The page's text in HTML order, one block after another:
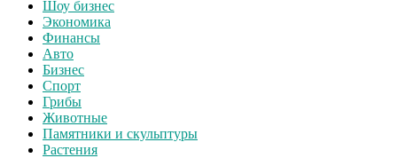
Шоу бизнес
Экономика
Финансы
Авто
Бизнес
Спорт
Грибы
Животные
Памятники и скульптуры
Растения